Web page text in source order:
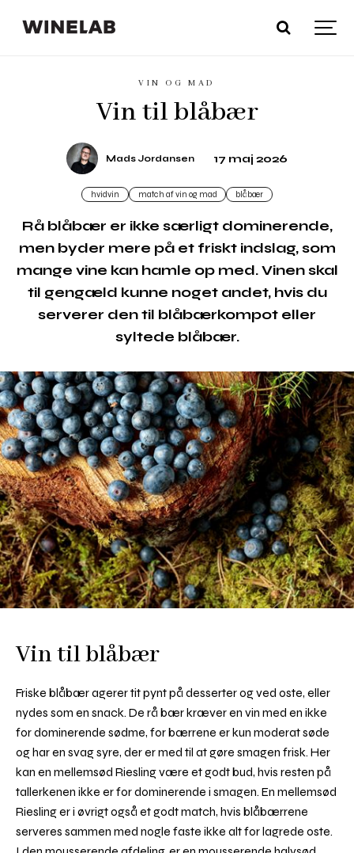
VIN OG MAD
Vin til blåbær
Mads Jordansen 17 maj 2026
hvidvin match af vin og mad blåbær
Rå blåbær er ikke særligt dominerende,
men byder mere på et friskt indslag, som
mange vine kan hamle op med. Vinen skal
til gengæld kunne noget andet, hvis du
serverer den til blåbærkompot eller
syltede blåbær.
Vin til blåbær
Friske blåbær agerer tit pynt på desserter og ved oste, eller
nydes som en snack. De rå bær kræver en vin med en ikke
for dominerende sødme, for bærrene er kun moderat søde
og har en svag syre, der er med til at gøre smagen frisk. Her
kan en mellemsød Riesling være et godt bud, hvis resten på
tallerkenen ikke er for dominerende i smagen. En mellemsød
Riesling er i øvrigt også et godt match, hvis blåbærrene
serveres sammen med nogle faste ikke alt for lagrede oste.